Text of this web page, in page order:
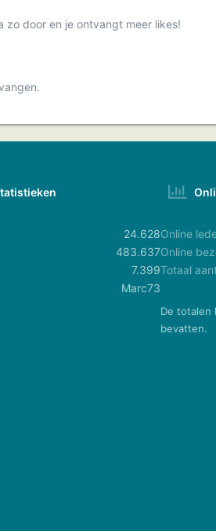
zo door en je ontvangt meer likes!
24.628
483.637
7.399
Marc73
Online
Online
Totaal
De totalen
bevatten.